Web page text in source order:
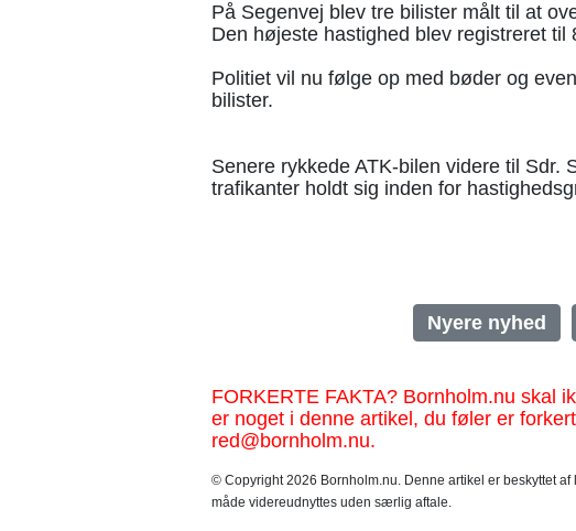
På Segenvej blev tre bilister målt til at
Den højeste hastighed blev registreret til
Politiet vil nu følge op med bøder og
bilister.
Senere rykkede ATK-bilen videre til Sdr.
trafikanter holdt sig inden for
Nyere nyhed
FORKERTE FAKTA? Bornholm.nu skal
er noget i denne artikel, du føler er
red@bornholm.nu.
© Copyright 2026 Bornholm.nu. Denne artikel er beskyttet
måde videreudnyttes uden særlig aftale.